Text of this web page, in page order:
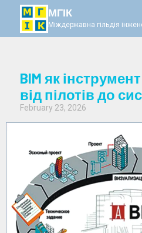
МГІК
Міждержавна гільдія
BIM як
від пілотів до
February 23, 2026